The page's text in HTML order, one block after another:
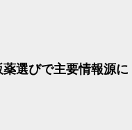
選びで主要情報源